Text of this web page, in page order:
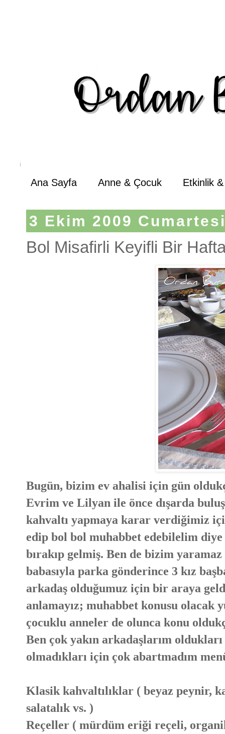
Ana Sayfa Anne & Çocuk Etkinlik
3 Ekim 2009
Bol Misafirli Keyifli Bir
Bugün, bizim ev ahalisi için gün
Evrim ve Lilyan ile önce dışarda
kahvaltı yapmaya karar verdiğimiz
edip bol bol muhabbet edebilelim
bırakıp gelmiş. Ben de bizim yaramaz
babasıyla parka gönderince 3 kız
arkadaş olduğumuz için bir araya
anlamayız; muhabbet konusu
çocuklu anneler de olunca konu
Ben çok yakın arkadaşlarım
olmadıkları için çok abartmadım
Klasik kahvaltılıklar ( beyaz peynir,
salatalık vs. )
Reçeller ( mürdüm eriği reçeli,